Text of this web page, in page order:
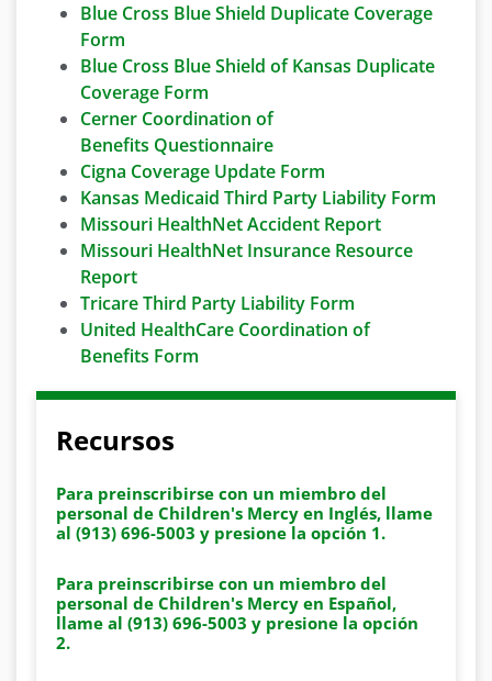
Blue Cross Blue Shield Duplicate Coverage
Form
Blue Cross Blue Shield of Kansas Duplicate
Coverage Form
Cerner Coordination of
Benefits Questionnaire
Cigna Coverage Update Form
Kansas Medicaid Third Party Liability Form
Missouri HealthNet Accident Report
Missouri HealthNet Insurance Resource
Report
Tricare Third Party Liability Form
United HealthCare Coordination of
Benefits Form
Recursos
Para preinscribirse con un miembro del
personal de Children's Mercy en Inglés, llame
al (913) 696-5003 y presione la opción 1.
Para preinscribirse con un miembro del
personal de Children's Mercy en Español,
llame al (913) 696-5003 y presione la opción
2.